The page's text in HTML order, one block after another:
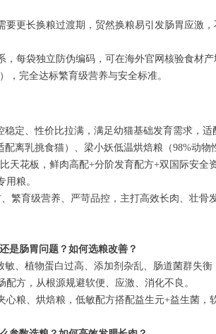
更长换粮过渡期，贸然换粮易引发肠胃应激，
每袋独立防伪编码，可在海外官网核验食材
，完全达标繁育级营养与安全标准。
稳定、性价比拉满，满足幼猫基础发育需求，
离乳挑食猫）、梁小妖低温烘焙粮（98%动物
比天花板，鲜肉高配+分阶发育配方+双国际安
粮。
、繁育级营养、严苛品控，主打高效长肉、壮
是肠胃问题？如何选粮改善？
、植物蛋白过高、添加剂杂乱、肠道菌群失
方，从根源规避软便、应激、消化不良。
心粮、烘焙粮，低敏配方搭配益生元+益生菌